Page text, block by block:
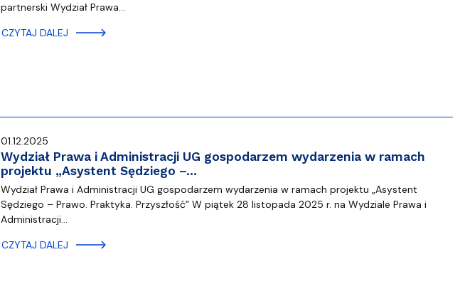
partnerski Wydział Prawa…
CZYTAJ DALEJ
01.12.2025
Wydział Prawa i Administracji UG gospodarzem wydarzenia w ramach
projektu „Asystent Sędziego –…
Wydział Prawa i Administracji UG gospodarzem wydarzenia w ramach projektu „Asystent
Sędziego – Prawo. Praktyka. Przyszłość” W piątek 28 listopada 2025 r. na Wydziale Prawa i
Administracji…
CZYTAJ DALEJ